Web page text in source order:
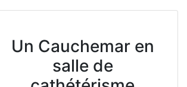
Un Cauchemar en
salle de